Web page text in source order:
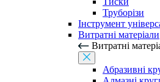
Труборізи
Інструмент
Витратні матеріали
Витратні
Абразивні